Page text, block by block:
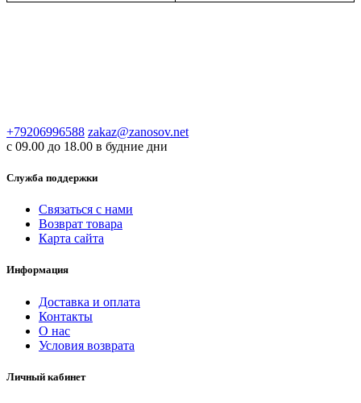
+79206996588 zakaz@zanosov.net
с 09.00 до 18.00 в будние дни
Служба поддержки
Связаться с нами
Возврат товара
Карта сайта
Информация
Доставка и оплата
Контакты
О нас
Условия возврата
Личный кабинет